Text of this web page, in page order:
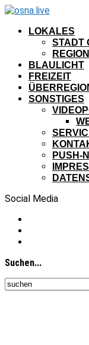
LOKALES
STADT
BLAULICHT
FREIZEIT
SONSTIGES
PUSH-
Social Media
Suchen...